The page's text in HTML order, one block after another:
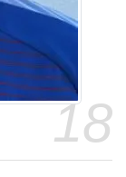
18